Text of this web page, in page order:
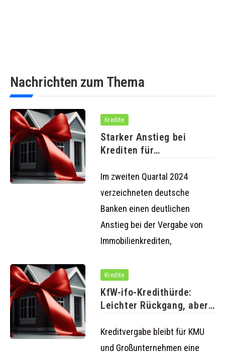
Nachrichten zum Thema
Kredite
Starker Anstieg bei
Krediten für
Eigentumswohnungen
Im zweiten Quartal 2024
verzeichneten deutsche
Banken einen deutlichen
Anstieg bei der Vergabe von
Immobilienkrediten,
Kredite
KfW-ifo-Kredithürde:
Leichter Rückgang, aber
Unternehmen weiterhin
Kreditvergabe bleibt für KMU
und Großunternehmen eine